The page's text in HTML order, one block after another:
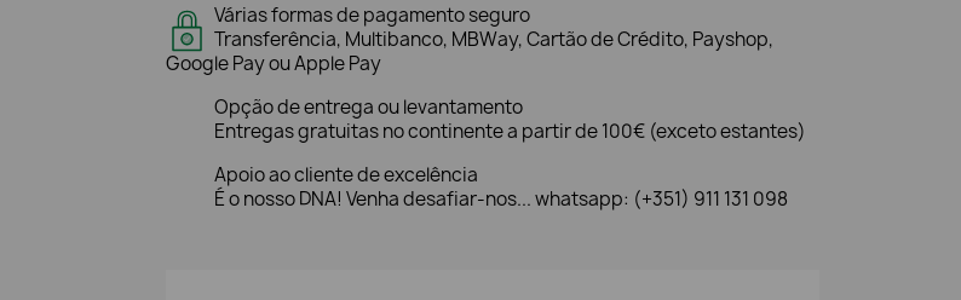
Várias formas de pagamento seguro
Transferência, Multibanco, MBWay, Cartão de Crédito, Payshop,
Google Pay ou Apple Pay
Opção de entrega ou levantamento
Entregas gratuitas no continente a partir de 100€ (exceto estantes)
Apoio ao cliente de excelência
É o nosso DNA! Venha desafiar-nos... whatsapp: (+351) 911 131 098